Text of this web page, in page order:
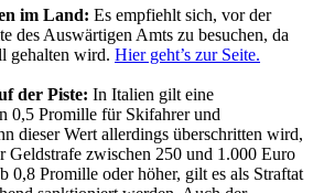
im Land: Es empfiehlt sich, vor der
des Auswärtigen Amts zu besuchen, da
gehalten wird. Hier geht’s zur Seite.
der Piste: In Italien gilt eine
0,5 Promille für Skifahrer und
dieser Wert allerdings überschritten wird,
Geldstrafe zwischen 250 und 1.000 Euro
0,8 Promille oder höher, gilt es als Straftat